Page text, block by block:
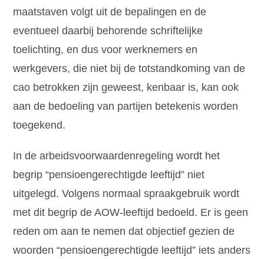
maatstaven volgt uit de bepalingen en de
eventueel daarbij behorende schriftelijke
toelichting, en dus voor werknemers en
werkgevers, die niet bij de totstandkoming van de
cao betrokken zijn geweest, kenbaar is, kan ook
aan de bedoeling van partijen betekenis worden
toegekend.
In de arbeidsvoorwaardenregeling wordt het
begrip “pensioengerechtigde leeftijd” niet
uitgelegd. Volgens normaal spraakgebruik wordt
met dit begrip de AOW-leeftijd bedoeld. Er is geen
reden om aan te nemen dat objectief gezien de
woorden “pensioengerechtigde leeftijd” iets anders